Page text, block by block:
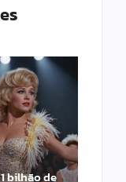
bilhão de